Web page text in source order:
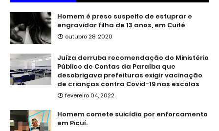
Homem é preso suspeito de estuprar e
engravidar filha de 13 anos, em Cuité
outubro 28, 2020
Juíza derruba recomendação do Ministério
Público de Contas da Paraíba que
desobrigava prefeituras exigir vacinação
de crianças contra Covid-19 nas escolas
fevereiro 04, 2022
Homem comete suicídio por enforcamento
em Picuí.